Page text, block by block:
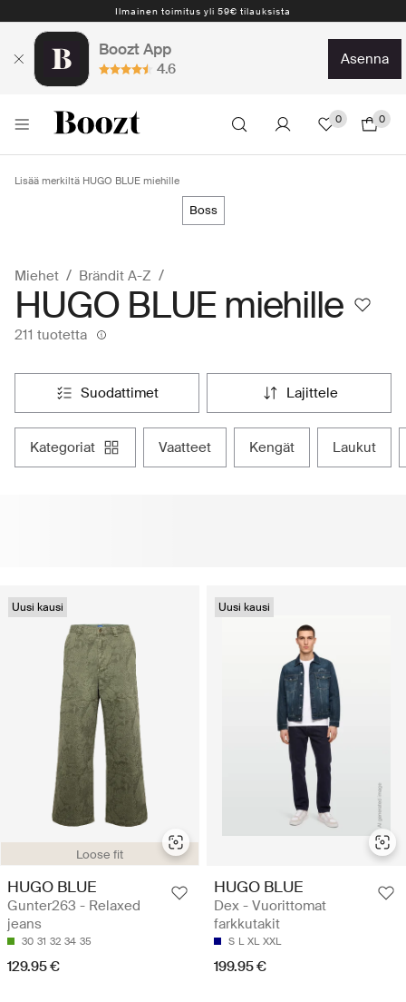
Ilmainen toimitus yli 59€ tilauksista
Boozt App
4.6
asenna
0 0
Lisää merkiltä HUGO BLUE miehille
boss
Miehet Brändit A-Z
HUGO BLUE miehille
211 tuotetta
suodattimet lajittele
kategoriat vaatteet kengät laukut
Loose fit
Uusi kausi
HUGO BLUE
Gunter263 - Relaxed
jeans
30 31 32 34 35
129.95 €
Uusi kausi
HUGO BLUE
Dex - Vuorittomat
farkkutakit
S L XL XXL
199.95 €